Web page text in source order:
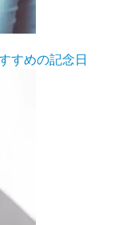
すめの記念日